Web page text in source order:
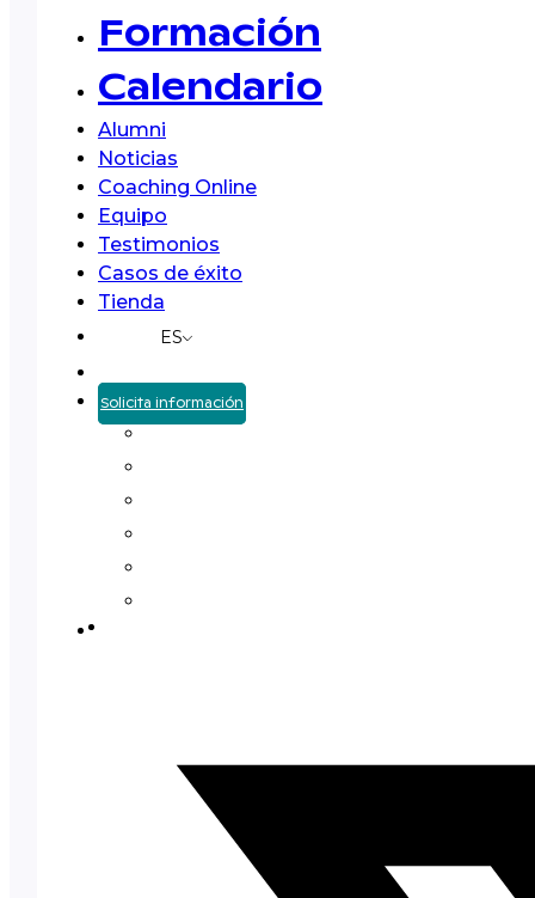
Formación
Calendario
Alumni
Noticias
Coaching Online
Equipo
Testimonios
Casos de éxito
Tienda
ES
Solicita información